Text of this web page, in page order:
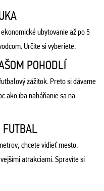
ubytovanie až po 5
Určite si vyberiete.
POHODLÍ
zážitok. Preto si dávame
ako iba naháňanie sa na
FUTBAL
chcete vidieť mesto.
atrakciami. Spravíte si